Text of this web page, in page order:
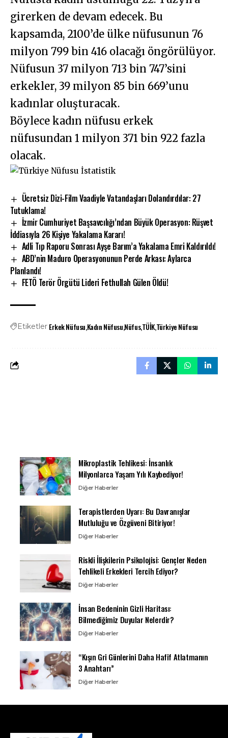
girerken de devam edecek. Bu
kapsamda, 2100’de ülke nüfusunun 76
milyon 799 bin 416 olacağı öngörülüyor.
Nüfusun 37 milyon 713 bin 747’sini
erkekler, 39 milyon 85 bin 669’unu
kadınlar oluşturacak.
Böylece kadın nüfusu erkek
nüfusundan 1 milyon 371 bin 922 fazla
olacak.
Ücretsiz Dizi-Film Vaadiyle Vatandaşları Dolandırdılar: 27
Tutuklama!
İzmir Cumhuriyet Başsavcılığı’ndan Büyük Operasyon: Rüşvet
İddiasıyla 26 Kişiye Yakalama Kararı!
Adli Tıp Raporu Sonrası Ayşe Barım’a Yakalama Emri Kaldırıldı!
ABD’nin Maduro Operasyonunun Perde Arkası: Aylarca
Planlandı!
FETÖ Terör Örgütü Lideri Fethullah Gülen Öldü!
Etiketler Erkek NüfusuKadın NüfusuNüfusTÜİKTürkiye Nüfusu
Mikroplastik Tehlikesi: İnsanlık
Milyonlarca Yaşam Yılı Kaybediyor!
Diğer Haberler
Terapistlerden Uyarı: Bu Davranışlar
Mutluluğu ve Özgüveni Bitiriyor!
Diğer Haberler
Riskli İlişkilerin Psikolojisi: Gençler Neden
Tehlikeli Erkekleri Tercih Ediyor?
Diğer Haberler
İnsan Bedeninin Gizli Haritası:
Bilmediğimiz Duyular Nelerdir?
Diğer Haberler
“Kışın Gri Günlerini Daha Hafif Atlatmanın
3 Anahtarı”
Diğer Haberler